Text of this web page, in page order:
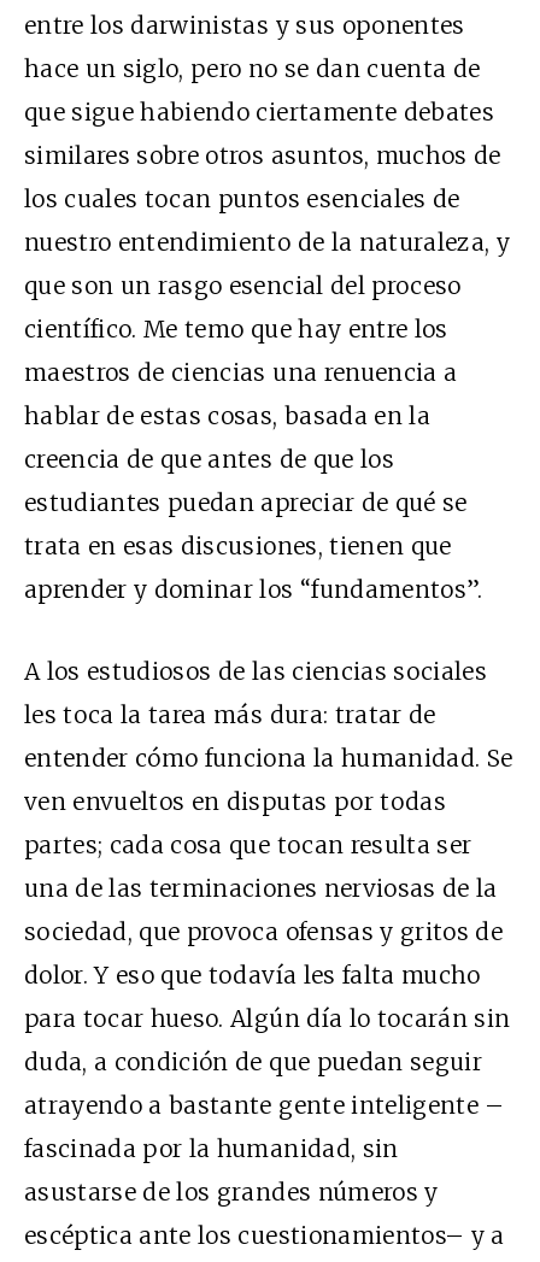
entre los darwinistas y sus oponentes
hace un siglo, pero no se dan cuenta de
que sigue habiendo ciertamente debates
similares sobre otros asuntos, muchos de
los cuales tocan puntos esenciales de
nuestro entendimiento de la naturaleza, y
que son un rasgo esencial del proceso
científico. Me temo que hay entre los
maestros de ciencias una renuencia a
hablar de estas cosas, basada en la
creencia de que antes de que los
estudiantes puedan apreciar de qué se
trata en esas discusiones, tienen que
aprender y dominar los “fundamentos”.
A los estudiosos de las ciencias sociales
les toca la tarea más dura: tratar de
entender cómo funciona la humanidad. Se
ven envueltos en disputas por todas
partes; cada cosa que tocan resulta ser
una de las terminaciones nerviosas de la
sociedad, que provoca ofensas y gritos de
dolor. Y eso que todavía les falta mucho
para tocar hueso. Algún día lo tocarán sin
duda, a condición de que puedan seguir
atrayendo a bastante gente inteligente –
fascinada por la humanidad, sin
asustarse de los grandes números y
escéptica ante los cuestionamientos– y a